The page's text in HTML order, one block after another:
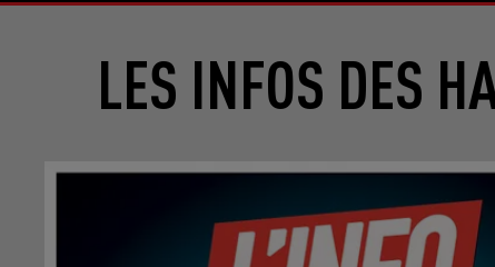
LES INFOS DES